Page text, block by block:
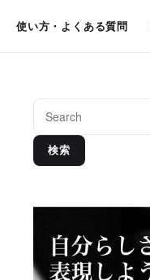
使い方・よくある質問
検索